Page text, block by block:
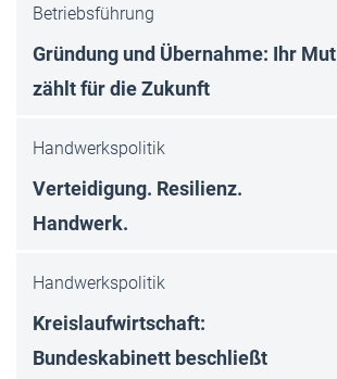
Betriebsführung
Gründung und Übernahme: Ihr Mut
zählt für die Zukunft
Handwerkspolitik
Verteidigung. Resilienz.
Handwerk.
Handwerkspolitik
Kreislaufwirtschaft:
Bundeskabinett beschließt